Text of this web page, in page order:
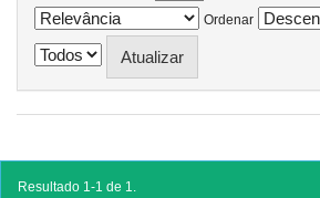
Ordenar
Resultado 1-1 de 1.